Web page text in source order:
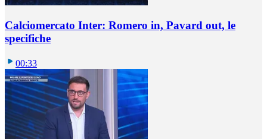
Calciomercato Inter: Romero in, Pavard out, le
specifiche
00:33